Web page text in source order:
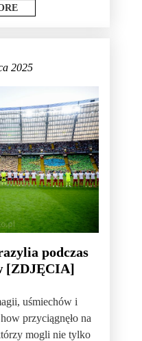
2025
podczas
[ZDJĘCIA]
uśmiechów i
przyciągnęło na
mogli nie tylko